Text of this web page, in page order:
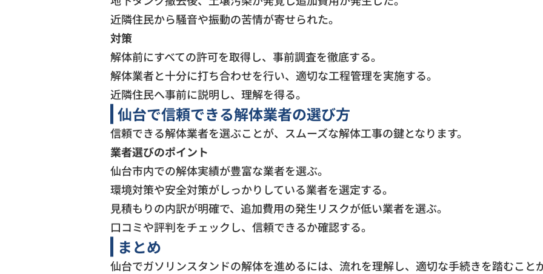
近隣住民から騒音や振動の苦情が寄せられた。
対策
解体前にすべての許可を取得し、事前調査を徹底する。
解体業者と十分に打ち合わせを行い、適切な工程管理を実施する。
近隣住民へ事前に説明し、理解を得る。
仙台で信頼できる解体業者の選び方
信頼できる解体業者を選ぶことが、スムーズな解体工事の鍵となります。
業者選びのポイント
仙台市内での解体実績が豊富な業者を選ぶ。
環境対策や安全対策がしっかりしている業者を選定する。
見積もりの内訳が明確で、追加費用の発生リスクが低い業者を選ぶ。
口コミや評判をチェックし、信頼できるか確認する。
まとめ
仙台でガソリンスタンドの解体を進めるには、流れを理解し、適切な手続きを踏むこと